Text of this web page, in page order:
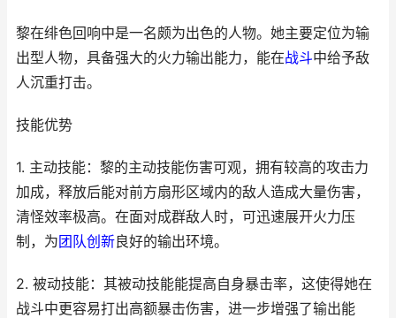
黎在绯色回响中是一名颇为出色的人物。她主要定位为输
出型人物，具备强大的火力输出能力，能在战斗中给予敌
人沉重打击。
技能优势
1. 主动技能：黎的主动技能伤害可观，拥有较高的攻击力
加成，释放后能对前方扇形区域内的敌人造成大量伤害，
清怪效率极高。在面对成群敌人时，可迅速展开火力压
制，为团队创新良好的输出环境。
2. 被动技能：其被动技能能提高自身暴击率，这使得她在
战斗中更容易打出高额暴击伤害，进一步增强了输出能